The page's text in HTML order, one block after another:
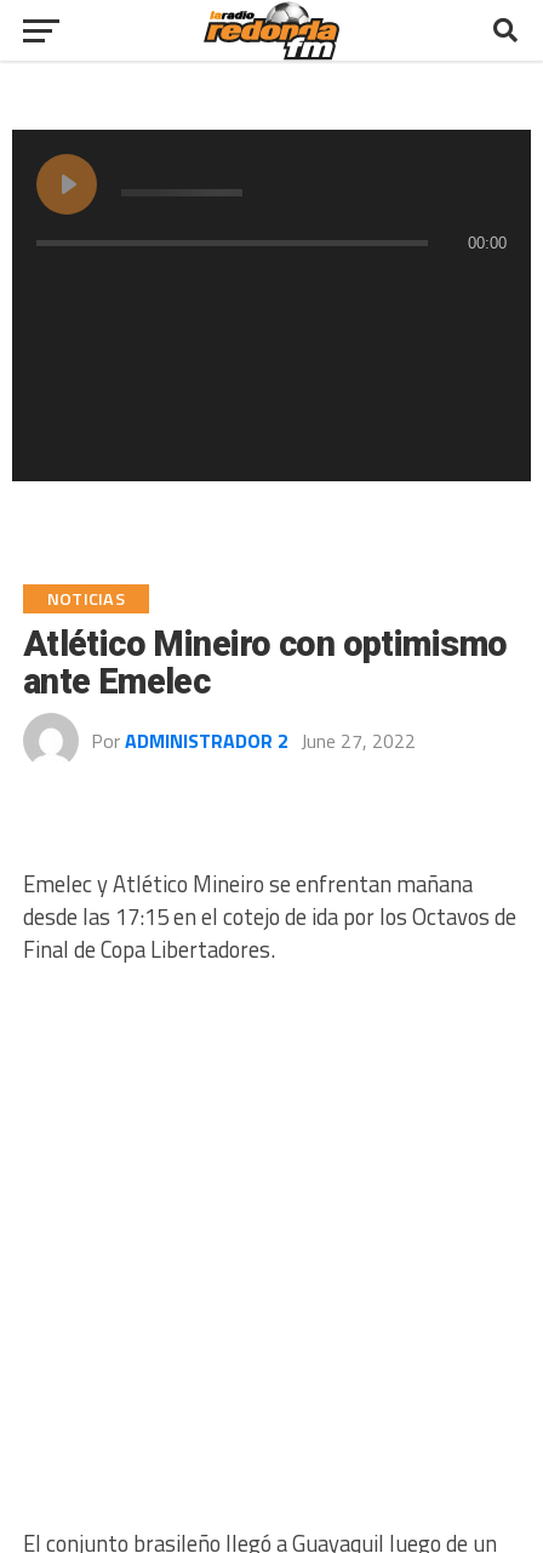
00:00
NOTICIAS
Atlético Mineiro con optimismo
ante Emelec
PorADMINISTRADOR 2 June 27, 2022
Emelec y Atlético Mineiro se enfrentan mañana
desde las 17:15 en el cotejo de ida por los Octavos de
Final de Copa Libertadores.
El conjunto brasileño llegó a Guayaquil luego de un